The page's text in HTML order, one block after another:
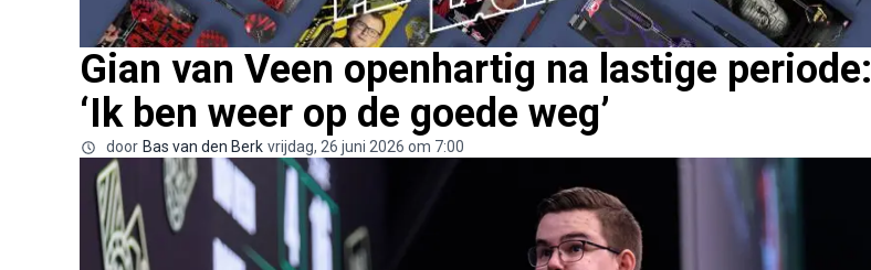
Gian van Veen openhartig na lastige periode:
‘Ik ben weer op de goede weg’
door Bas van den Berk vrijdag, 26 juni 2026 om 7:00